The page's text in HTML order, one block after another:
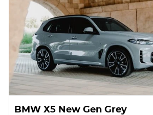
BMW X5 New Gen Grey